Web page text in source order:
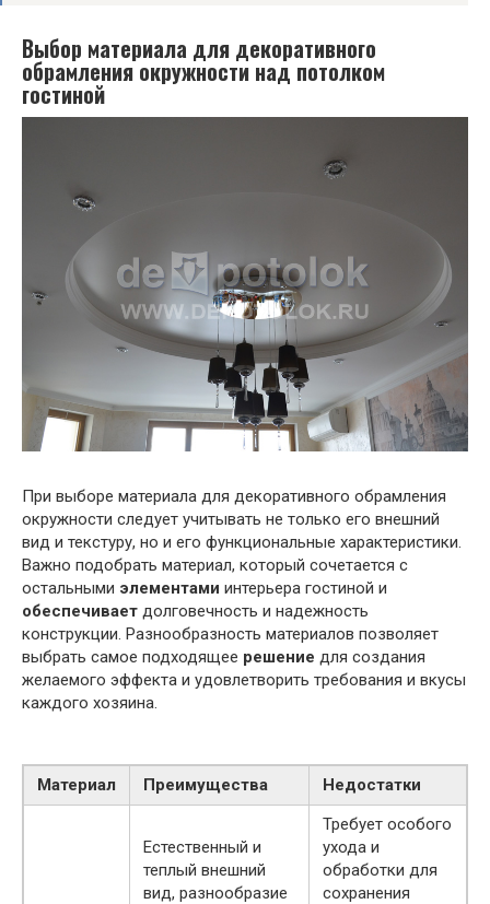
Выбор материала для декоративного
обрамления окружности над потолком
гостиной
При выборе материала для декоративного обрамления
окружности следует учитывать не только его внешний
вид и текстуру, но и его функциональные характеристики.
Важно подобрать материал, который сочетается с
остальными элементами интерьера гостиной и
обеспечивает долговечность и надежность
конструкции. Разнообразность материалов позволяет
выбрать самое подходящее решение для создания
желаемого эффекта и удовлетворить требования и вкусы
каждого хозяина.
Материал Преимущества Недостатки
Естественный и
теплый внешний
вид, разнообразие
Требует особого
ухода и
обработки для
сохранения